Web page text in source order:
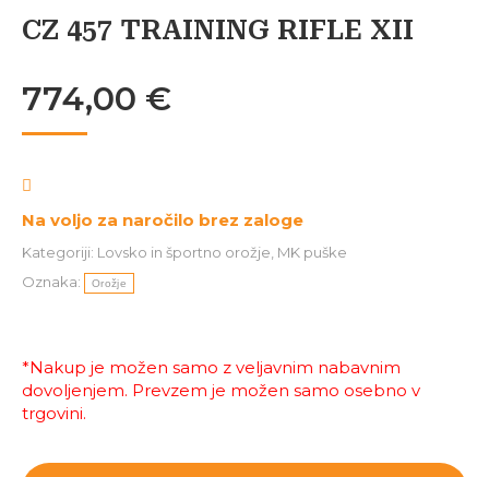
CZ 457 TRAINING RIFLE XII
774,00 €
Na voljo za naročilo brez zaloge
Kategoriji: Lovsko in športno orožje MK puške
Oznaka:
Orožje
*Nakup je možen samo z veljavnim nabavnim
dovoljenjem. Prevzem je možen samo osebno v
trgovini.